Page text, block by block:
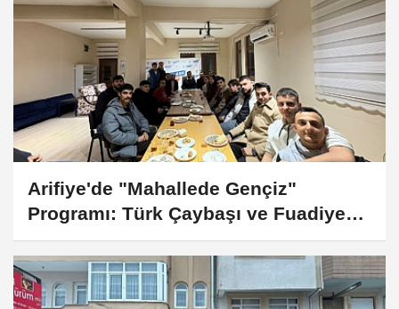
Arifiye'de "Mahallede Gençiz"
Programı: Türk Çaybaşı ve Fuadiye
Mahallelerinde Gençlerle Buluşuldu